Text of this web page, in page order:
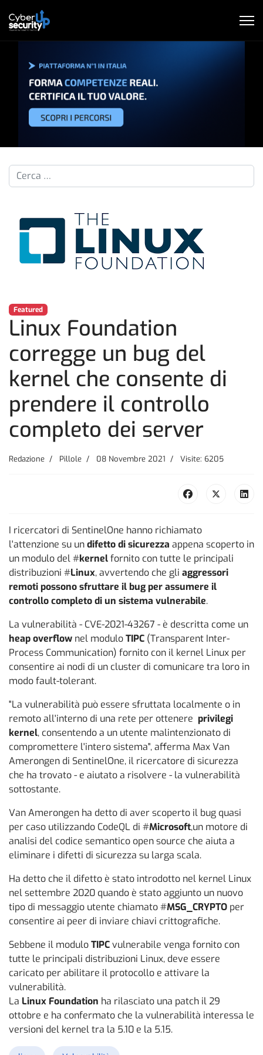
Cerca nelle pillole...
Featured
Linux Foundation
corregge un bug del
kernel che consente di
prendere il controllo
completo dei server
Redazione Pillole 08 Novembre 2021 Visite: 6205
I ricercatori di SentinelOne hanno richiamato
l'attenzione su undifetto di sicurezza appena scoperto in
un modulo del #kernelfornito con tutte le principali
distribuzioni #Linux, avvertendo che gli aggressori
remoti possono sfruttare il bug per assumere il
controllo completo di un sistema vulnerabile.
La vulnerabilità - CVE-2021-43267 - è descritta come un
heap overflow nel moduloTIPC (Transparent Inter-
Process Communication) fornito con il kernel Linux per
consentire ai nodi di un cluster di comunicare tra loro in
modo fault-tolerant.
"La vulnerabilità può essere sfruttata localmente o in
remoto all'interno di una rete per ottenere privilegi
kernel, consentendo a un utente malintenzionato di
compromettere l'intero sistema", afferma Max Van
Amerongen di SentinelOne, il ricercatore di sicurezza
che ha trovato - e aiutato a risolvere - la vulnerabilità
sottostante.
Van Amerongen ha detto di aver scoperto il bug quasi
per caso utilizzando CodeQL di #Microsoft,un motore di
analisi del codice semantico open source che aiuta a
eliminare i difetti di sicurezza su larga scala.
Ha detto che il difetto è stato introdotto nel kernel Linux
nel settembre 2020 quando è stato aggiunto un nuovo
tipo di messaggio utente chiamato #MSG_CRYPTO per
consentire ai peer di inviare chiavi crittografiche.
Sebbene il moduloTIPCvulnerabile venga fornito con
tutte le principali distribuzioni Linux, deve essere
caricato per abilitare il protocollo e attivare la
vulnerabilità.
La Linux Foundation ha rilasciato una patch il 29
ottobre e ha confermato che la vulnerabilità interessa le
versioni del kernel tra la 5.10 e la 5.15.